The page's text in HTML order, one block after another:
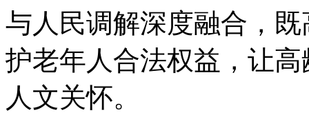
与人民调解深度融合，
护老年人合法权益，让
人文关怀。